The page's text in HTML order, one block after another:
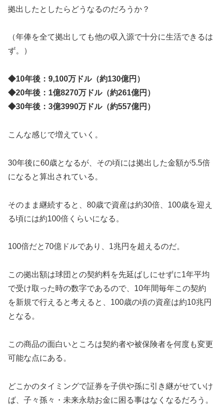
拠出したとしたらどうなるのだろうか？
（年俸を全て拠出しても他の収入源で十分に生活できるは
ず。）
◆10年後：9,100万ドル（約130億円）
◆20年後：1億8270万ドル（約261億円）
◆30年後：3億3990万ドル（約557億円）
こんな感じで増えていく。
30年後に60歳となるが、その頃には拠出した金額が5.5倍
になると算出されている。
そのまま継続すると、80歳で資産は約30倍、100歳を迎え
る頃には約100倍くらいになる。
100倍だと70億ドルであり、1兆円を超えるのだ。
この拠出額は球団との契約料を先延ばしにせずに1年平均
で受け取った時の数字であるので、10年間毎年この契約
を新規で行えると考えると、100歳の頃の資産は約10兆円
となる。
この商品の面白いところは契約者や被保険者を何度も変更
可能な点にある。
どこかのタイミングで証券を子供や孫に引き継がせていけ
ば、子々孫々・未来永劫お金に困る事はなくなるだろう。